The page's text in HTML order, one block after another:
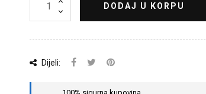
DODAJ U KORPU
Dijeli: